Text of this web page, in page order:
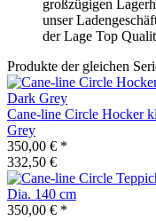
großzügigen
unser
der Lage Top
Produkte der gleichen
Cane-line Circle Hocker
Grey
350,00 € *
332,50 €
Dia. 140 cm
350,00 € *